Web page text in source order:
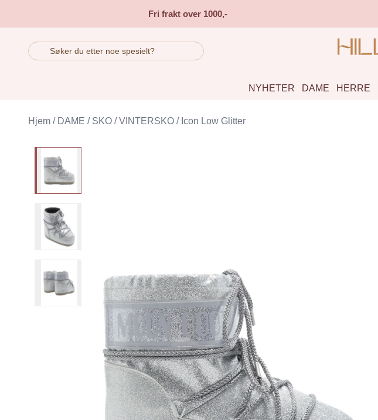
Fri frakt over 1000,-
NYHETER DAME HERRE
Hjem / DAME / SKO / VINTERSKO / Icon Low Glitter